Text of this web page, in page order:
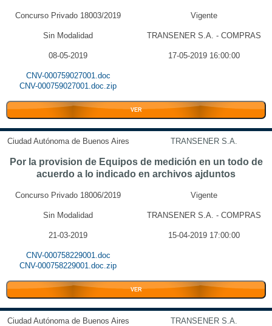
Concurso Privado 18003/2019 Vigente
Sin Modalidad TRANSENER S.A. - COMPRAS
08-05-2019 17-05-2019 16:00:00
CNV-000759027001.doc
CNV-000759027001.doc.zip
VER
Ciudad Autónoma de Buenos Aires TRANSENER S.A.
Por la provision de Equipos de medición en un todo de
acuerdo a lo indicado en archivos ajduntos
Concurso Privado 18006/2019 Vigente
Sin Modalidad TRANSENER S.A. - COMPRAS
21-03-2019 15-04-2019 17:00:00
CNV-000758229001.doc
CNV-000758229001.doc.zip
VER
Ciudad Autónoma de Buenos Aires TRANSENER S.A.